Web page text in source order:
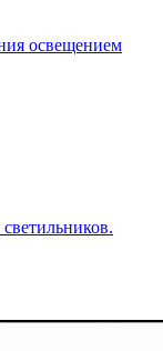
освещением